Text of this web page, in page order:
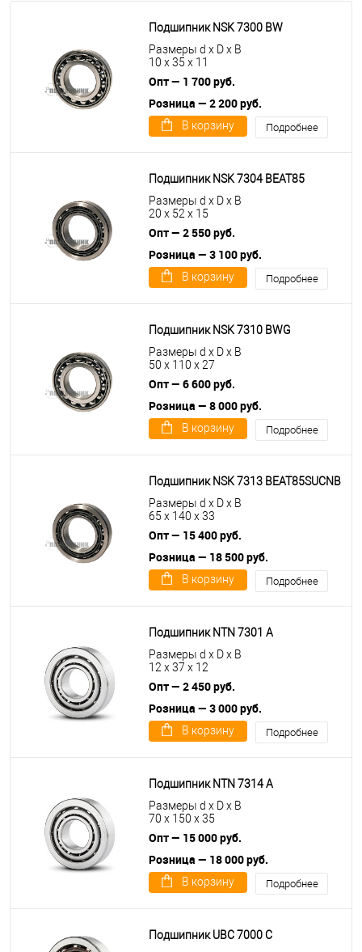
Подшипник NSK 7300 BW
Размеры d x D x B
10 x 35 x 11
Опт — 1 700 руб.
Розница — 2 200 руб.
В корзину Подробнее
Подшипник NSK 7304 BEAT85
Размеры d x D x B
20 x 52 x 15
Опт — 2 550 руб.
Розница — 3 100 руб.
В корзину Подробнее
Подшипник NSK 7310 BWG
Размеры d x D x B
50 x 110 x 27
Опт — 6 600 руб.
Розница — 8 000 руб.
В корзину Подробнее
Подшипник NSK 7313 BEAT85SUCNB
Размеры d x D x B
65 x 140 x 33
Опт — 15 400 руб.
Розница — 18 500 руб.
В корзину Подробнее
Подшипник NTN 7301 A
Размеры d x D x B
12 x 37 x 12
Опт — 2 450 руб.
Розница — 3 000 руб.
В корзину Подробнее
Подшипник NTN 7314 A
Размеры d x D x B
70 x 150 x 35
Опт — 15 000 руб.
Розница — 18 000 руб.
В корзину Подробнее
Подшипник UBC 7000 C